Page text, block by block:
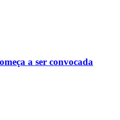
a ser convocada